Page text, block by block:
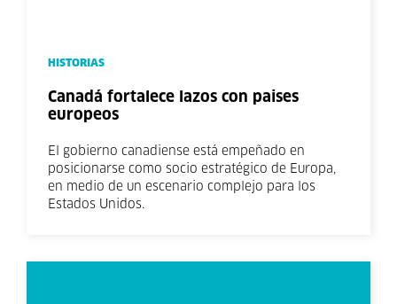
HISTORIAS
Canadá fortalece lazos con paises
europeos
El gobierno canadiense está empeñado en
posicionarse como socio estratégico de Europa,
en medio de un escenario complejo para los
Estados Unidos.